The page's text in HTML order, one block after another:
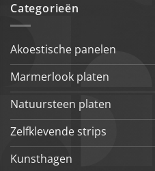
Categorieën
Akoestische panelen
Marmerlook platen
Natuursteen platen
Zelfklevende strips
Kunsthagen